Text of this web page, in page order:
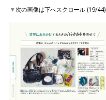
▼次の画像は下へスクロール (19/44)